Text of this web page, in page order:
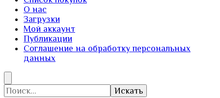
О нас
Загрузки
Мой аккаунт
Публикации
Соглашение на обработку персональных
данных
Искать: